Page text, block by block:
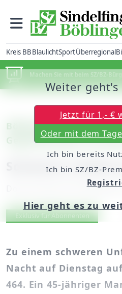
Kreis BBBlaulichtSportÜberregional
Machen Sie mit beim SZ/BZ-
Böblingen: Audi
Gegenfahrbahn mit
Schwerer Unfall
Donnerstag, 08. November
Artikel vorlesen
Exklusiv für Abonnenten
Zu einem schweren
Nacht auf Dienstag
464. Ein 45-jähriger
Weiter
Jetzt für 1,- €
Oder mit dem
Ich bin bereits
Ich bin SZ/BZ-
Hier geht es zu